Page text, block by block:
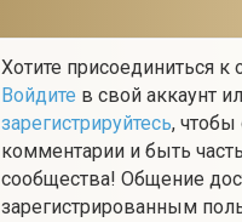
Хотите присоединиться
Войдите в свой аккаунт
зарегистрируйтесь, чтобы
комментарии и быть
сообщества! Общение
зарегистрированным